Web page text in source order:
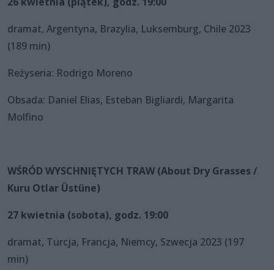
dramat, Argentyna, Brazylia, Luksemburg, Chile 2023
(189 min)
Reżyseria: Rodrigo Moreno
Obsada: Daniel Elias, Esteban Bigliardi, Margarita
Molfino
WŚRÓD WYSCHNIĘTYCH TRAW (About Dry Grasses /
Kuru Otlar Üstüne)
27 kwietnia (sobota), godz. 19:00
dramat, Turcja, Francja, Niemcy, Szwecja 2023 (197
min)